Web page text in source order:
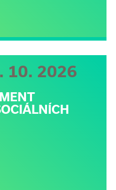
10. 2026